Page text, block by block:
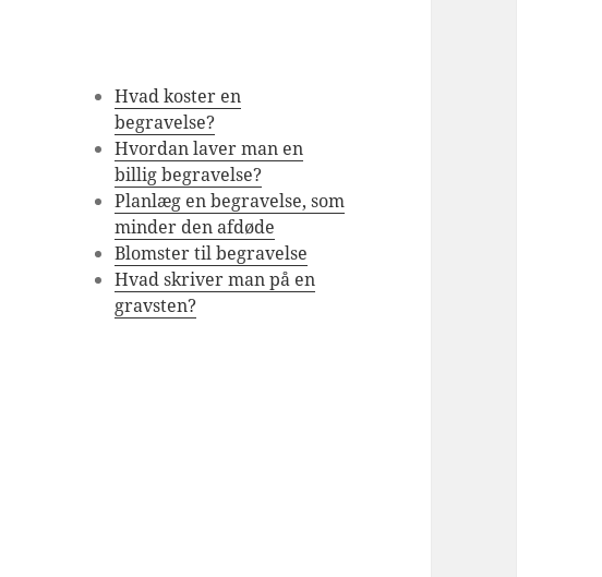
Hvad koster en
begravelse?
Hvordan laver man en
billig begravelse?
Planlæg en begravelse, som
minder den afdøde
Blomster til begravelse
Hvad skriver man på en
gravsten?